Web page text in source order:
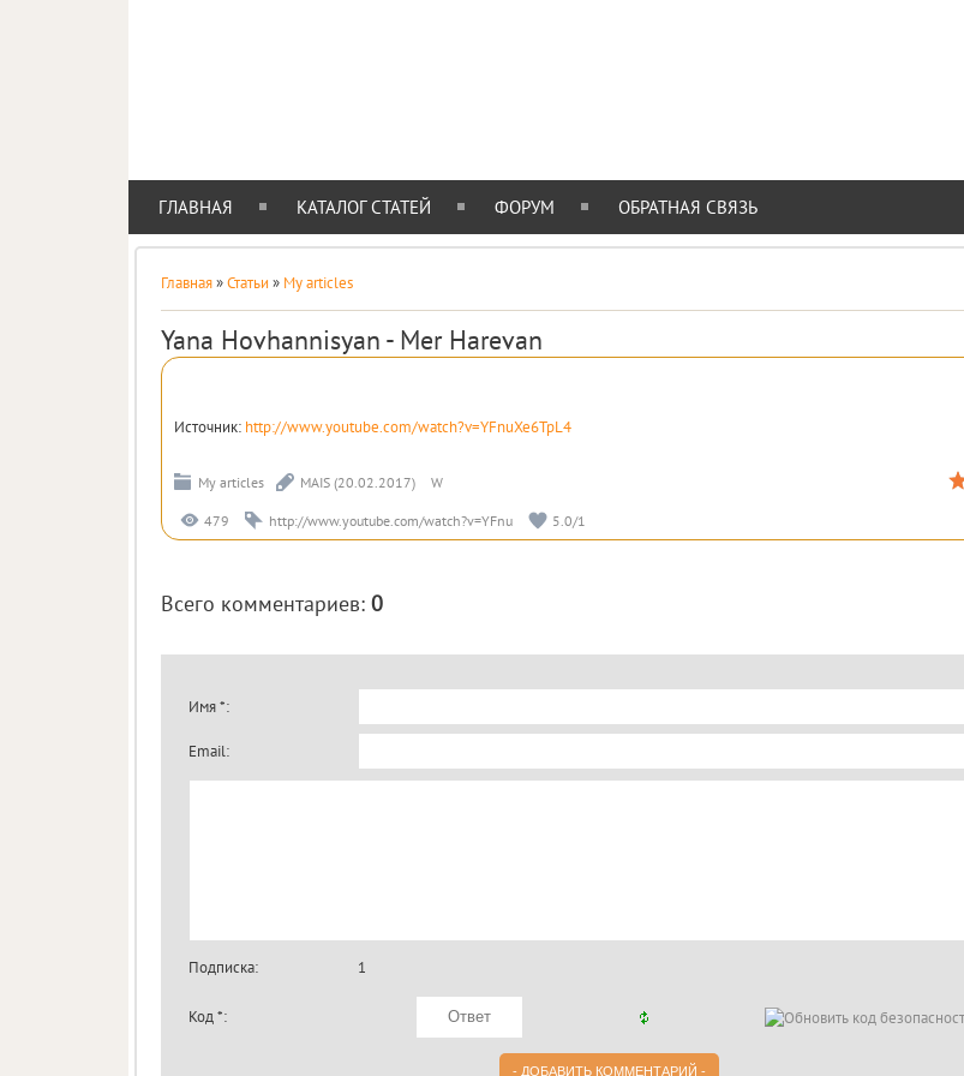
ГЛАВНАЯ КАТАЛОГ СТАТЕЙ ФОРУМ ОБРАТНАЯ СВЯЗЬ
Главная»Статьи » My articles
Yana Hovhannisyan - Mer Harevan
Источник: http://www.youtube.com/watch?v=YFnuXe6TpL4
My articles MAIS (20.02.2017) W
479 http://www.youtube.com/watch?v=YFnu 5.0/1
Всего комментариев: 0
Имя *:
Email:
Подписка: 1
Код *: